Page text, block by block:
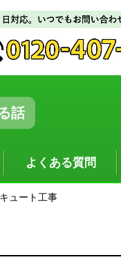
話
よくある質問
ュート工事